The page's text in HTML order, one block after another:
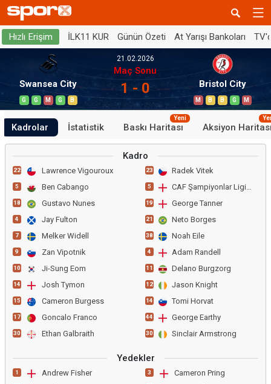
Hızlı Erişim İLK11 KUR Günün Özeti At Yarışı Bankoları
Swansea City
G G M G B
21.02.2026
Maç Sonu
1 - 0 Bristol City
M B B G M
Kadrolar İstatistik Baskı Haritası
Yeni
Aksiyon
Kadro
22 Lawrence Vigouroux
5 Ben Cabango
18 Gustavo Nunes
4 Jay Fulton
7 Melker Widell
9 Zan Vipotnik
10 Ji-Sung Eom
14 Josh Tymon
15 Cameron Burgess
17 Goncalo Franco
30 Ethan Galbraith
23 Radek Vitek
5 CAF Şampiyonlar Ligi Grp
19 George Tanner
21 Neto Borges
38 Noah Eile
4 Adam Randell
11 Delano Burgzorg
12 Jason Knight
14 Tomi Horvat
44 George Earthy
30 Sinclair Armstrong
Yedekler
1 Andrew Fisher 3 Cameron Pring